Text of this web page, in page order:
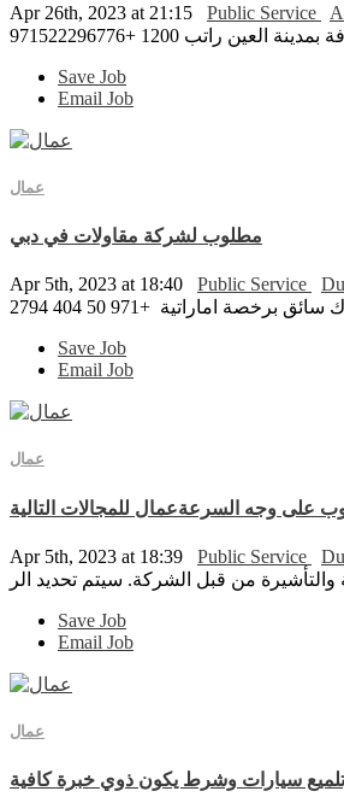
Apr 26th, 2023 at 21:15 Public Service
1200 +971522296776
Save Job
Email Job
عمال
مطلوب لشركة مقاولات في دبي
Apr 5th, 2023 at 18:40 Public Service
+971 50 404 2794
Save Job
Email Job
عمال
Apr 5th, 2023 at 18:39 Public Service
Save Job
Email Job
عمال
سيارات وشرط يكون ذوي خبرة كافية